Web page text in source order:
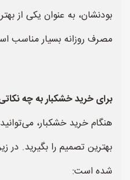
بودنشان، به عنوان یکی از
مصرف روزانه بسیار مناسب
برای خرید خشکبار به چه
هنگام خرید خشکبار،
بهترین تصمیم را بگیرید. در
شده است: